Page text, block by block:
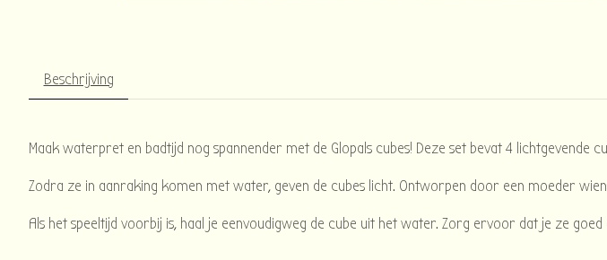
Beschrijving
Maak waterpret en badtijd nog spannender met de Glopals cubes! Deze set bevat 4 lichtgevende
Zodra ze in aanraking komen met water, geven de cubes licht. Ontworpen door een moeder
Als het speeltijd voorbij is, haal je eenvoudigweg de cube uit het water. Zorg ervoor dat je ze